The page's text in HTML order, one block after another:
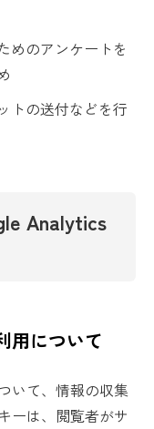
めのアンケートを
トの送付などを行
Analytics
用について
いて、情報の収集
ーは、閲覧者がサ